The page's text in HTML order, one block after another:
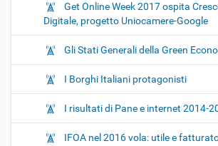
Get Online Week 2017 ospita
Digitale, progetto Uniocamere-Google
Gli Stati Generali della Green
I Borghi Italiani protagonisti
I risultati di Pane e internet 2014-
IFOA nel 2016 vola: utile e